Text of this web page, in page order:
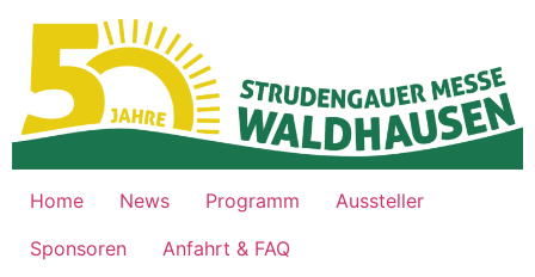
Inhalt
springen
Home News Programm
Aussteller
Sponsoren
Anfahrt & FAQ